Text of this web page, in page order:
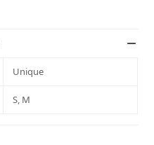
Unique
S, M